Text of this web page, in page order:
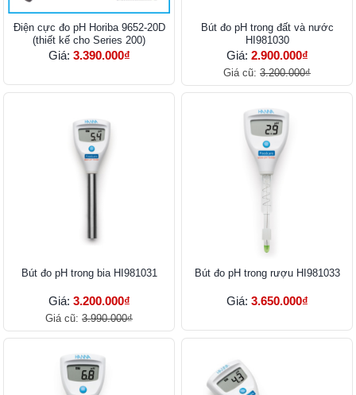
Điện cực đo pH Horiba 9652-20D
(thiết kế cho Series 200)
Giá: 3.390.000₫
Bút đo pH trong đất và nước
HI981030
Giá: 2.900.000₫
Giá cũ: 3.200.000₫
Bút đo pH trong bia HI981031
Giá: 3.200.000₫
Giá cũ: 3.990.000₫
Bút đo pH trong rượu HI981033
Giá: 3.650.000₫